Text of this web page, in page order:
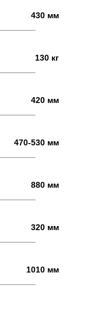
430 мм
130 кг
420 мм
470-530 мм
880 мм
320 мм
1010 мм